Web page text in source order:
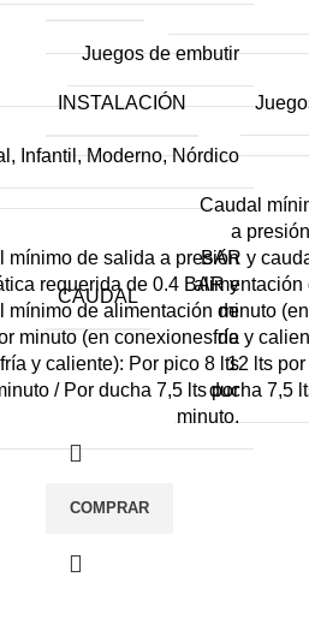
Juegos de embutir
Infantil, Moderno, Nórdico
mínimo de salida a presión
requerida de 0.4 BAR y
mínimo de alimentación de
minuto (en conexiones de
y caliente): Por pico 8 lts
/ Por ducha 7,5 lts por
minuto.
INSTALACIÓN
CAUDAL
Caudal
a
BAR y
alimentación
minuto
fría y
12 lts
ducha 7,5
COMPRAR